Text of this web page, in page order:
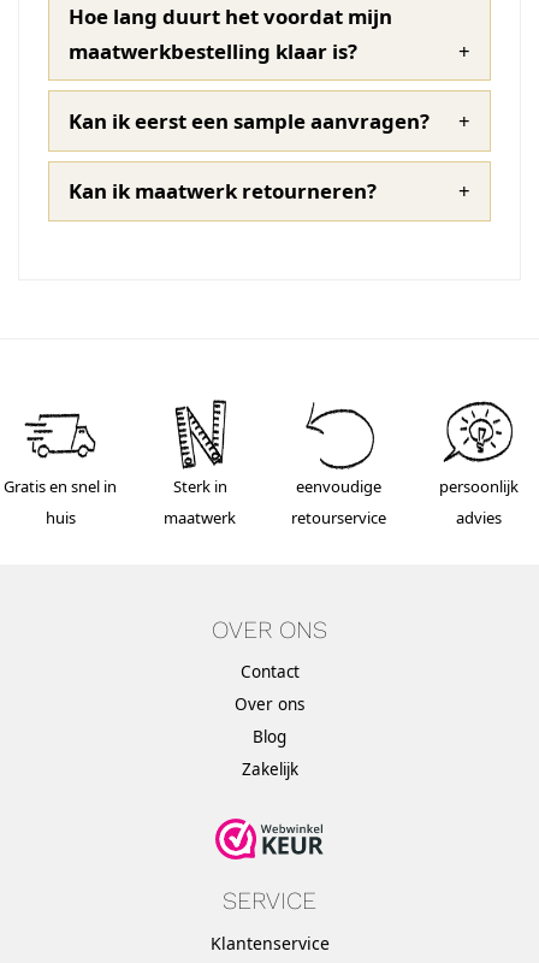
Hoe lang duurt het voordat mijn
maatwerkbestelling klaar is?
Kan ik eerst een sample aanvragen?
Kan ik maatwerk retourneren?
Gratis en snel in
huis
Sterk in
maatwerk
eenvoudige
retourservice
persoonlijk
advies
OVER ONS
Contact
Over ons
Blog
Zakelijk
SERVICE
Klantenservice